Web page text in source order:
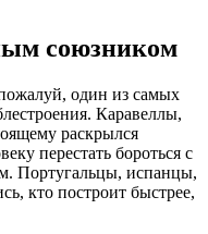
союзником
один из самых
Каравеллы,
раскрылся
перестать бороться с
Португальцы, испанцы,
кто построит быстрее,